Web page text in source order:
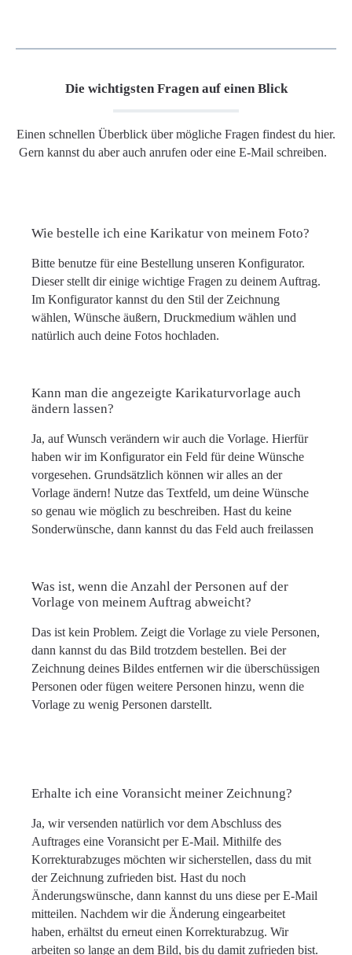
Die wichtigsten Fragen auf einen Blick
Einen schnellen Überblick über mögliche Fragen findest du hier.
Gern kannst du aber auch anrufen oder eine E-Mail schreiben.
Wie bestelle ich eine Karikatur von meinem Foto?
Bitte benutze für eine Bestellung unseren Konfigurator.
Dieser stellt dir einige wichtige Fragen zu deinem Auftrag.
Im Konfigurator kannst du den Stil der Zeichnung
wählen, Wünsche äußern, Druckmedium wählen und
natürlich auch deine Fotos hochladen.
Kann man die angezeigte Karikaturvorlage auch
ändern lassen?
Ja, auf Wunsch verändern wir auch die Vorlage. Hierfür
haben wir im Konfigurator ein Feld für deine Wünsche
vorgesehen. Grundsätzlich können wir alles an der
Vorlage ändern! Nutze das Textfeld, um deine Wünsche
so genau wie möglich zu beschreiben. Hast du keine
Sonderwünsche, dann kannst du das Feld auch freilassen
Was ist, wenn die Anzahl der Personen auf der
Vorlage von meinem Auftrag abweicht?
Das ist kein Problem. Zeigt die Vorlage zu viele Personen,
dann kannst du das Bild trotzdem bestellen. Bei der
Zeichnung deines Bildes entfernen wir die überschüssigen
Personen oder fügen weitere Personen hinzu, wenn die
Vorlage zu wenig Personen darstellt.
Erhalte ich eine Voransicht meiner Zeichnung?
Ja, wir versenden natürlich vor dem Abschluss des
Auftrages eine Voransicht per E-Mail. Mithilfe des
Korrekturabzuges möchten wir sicherstellen, dass du mit
der Zeichnung zufrieden bist. Hast du noch
Änderungswünsche, dann kannst du uns diese per E-Mail
mitteilen. Nachdem wir die Änderung eingearbeitet
haben, erhältst du erneut einen Korrekturabzug. Wir
arbeiten so lange an dem Bild, bis du damit zufrieden bist.